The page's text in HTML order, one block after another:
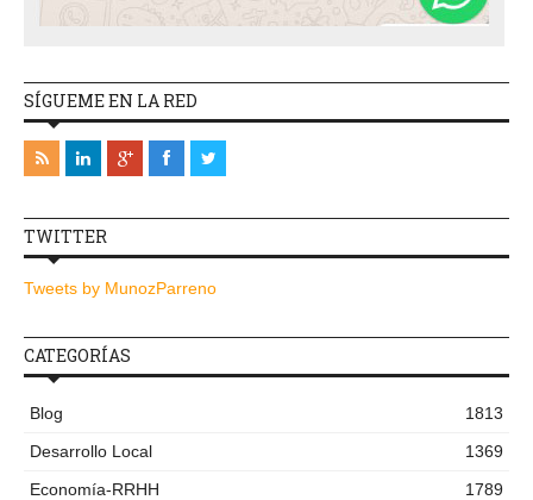
SÍGUEME EN LA RED
TWITTER
Tweets by MunozParreno
CATEGORÍAS
Blog
1813
Desarrollo Local
1369
Economía-RRHH
1789